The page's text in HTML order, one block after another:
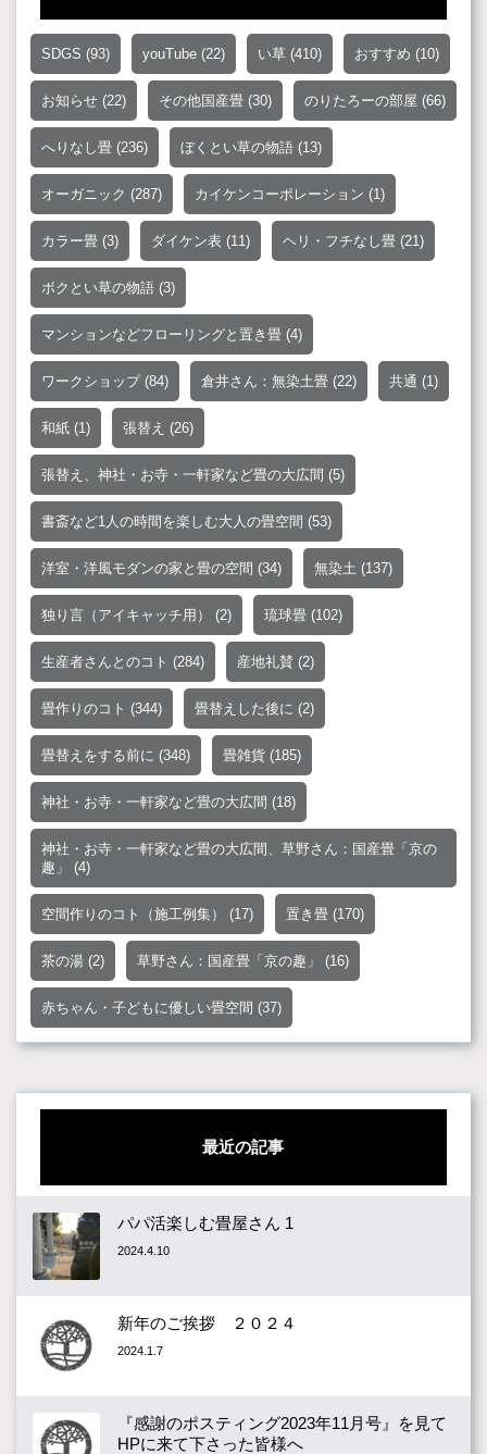
SDGS (93) youTube (22) い草 (410) おすすめ (10)
お知らせ (22) その他国産畳 (30) のりたろーの部屋 (66)
へりなし畳 (236) ぼくとい草の物語 (13)
オーガニック (287) カイケンコーポレーション (1)
カラー畳 (3) ダイケン表 (11) ヘリ・フチなし畳 (21)
ボクとい草の物語 (3)
マンションなどフローリングと置き畳 (4)
ワークショップ(84) 倉井さん：無染土畳 (22) 共通 (1)
和紙 (1) 張替え (26)
張替え、神社・お寺・一軒家など畳の大広間 (5)
書斎など1人の時間を楽しむ大人の畳空間 (53)
洋室・洋風モダンの家と畳の空間 (34) 無染土 (137)
独り言（アイキャッチ用） (2) 琉球畳 (102)
生産者さんとのコト (284) 産地礼賛 (2)
畳作りのコト (344) 畳替えした後に (2)
畳替えをする前に (348) 畳雑貨 (185)
神社・お寺・一軒家など畳の大広間 (18)
神社・お寺・一軒家など畳の大広間、草野さん：国産畳「京の
趣」
(4)
空間作りのコト（施工例集） (17) 置き畳 (170)
茶の湯 (2) 草野さん：国産畳「京の趣」 (16)
赤ちゃん・子どもに優しい畳空間 (37)
最近の記事
パパ活楽しむ畳屋さん 1
2024.4.10
新年のご挨拶 ２０２４
2024.1.7
『感謝のポスティング2023年11月号』を見て
HPに来て下さった皆様へ